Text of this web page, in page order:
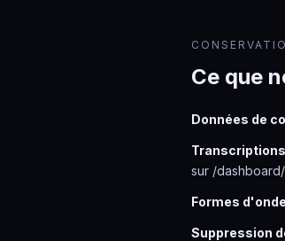
Ce que
Données de
sur /
Formes
Suppression